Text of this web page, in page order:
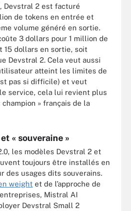
Devstral 2 est facturé
de tokens en entrée et
volume généré en sortie.
3 dollars pour 1 million de
15 dollars en sortie, soit
Devstral 2. Cela veut aussi
atteint les limites de
pas si difficile) et veut
service, cela lui revient plus
champion » français de la
« souveraine »
les modèles Devstral 2 et
toujours être installés en
des usages dits souverains.
weight et de l’approche de
Mistral AI
Devstral Small 2